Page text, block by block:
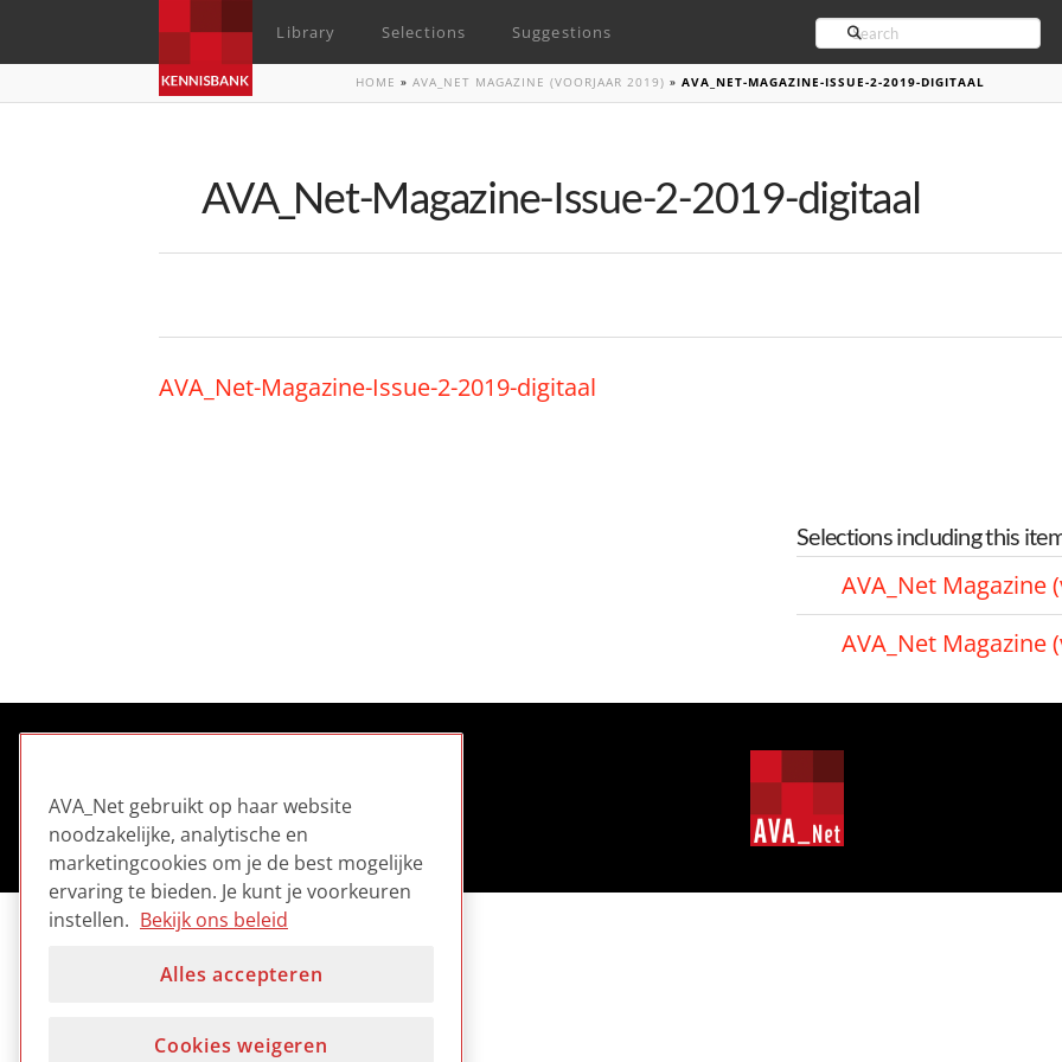
Library Selections Suggestions Search
HOME »AVA_NET MAGAZINE (VOORJAAR 2019) »AVA_NET-MAGAZINE-ISSUE-2-2019-DIGITAAL
AVA_Net-Magazine-Issue-2-2019-digitaal
AVA_Net-Magazine-Issue-2-2019-digitaal
Selections including this
AVA_Net Magazine
AVA_Net Magazine
AVA_Net gebruikt op haar website
noodzakelijke, analytische en
marketingcookies om je de best mogelijke
ervaring te bieden. Je kunt je voorkeuren
instellen. Bekijk ons beleid
Alles accepteren
Cookies weigeren